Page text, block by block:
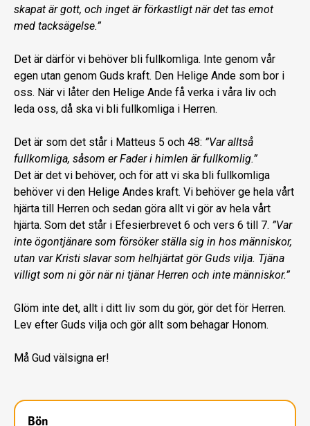
skapat är gott, och inget är förkastligt när det tas emot
med tacksägelse.”
Det är därför vi behöver bli fullkomliga. Inte genom vår
egen utan genom Guds kraft. Den Helige Ande som bor i
oss. När vi låter den Helige Ande få verka i våra liv och
leda oss, då ska vi bli fullkomliga i Herren.
Det är som det står i Matteus 5 och 48: ”Var alltså
fullkomliga, såsom er Fader i himlen är fullkomlig.”
Det är det vi behöver, och för att vi ska bli fullkomliga
behöver vi den Helige Andes kraft. Vi behöver ge hela vårt
hjärta till Herren och sedan göra allt vi gör av hela vårt
hjärta. Som det står i Efesierbrevet 6 och vers 6 till 7. ”Var
inte ögontjänare som försöker ställa sig in hos människor,
utan var Kristi slavar som helhjärtat gör Guds vilja. Tjäna
villigt som ni gör när ni tjänar Herren och inte människor.”
Glöm inte det, allt i ditt liv som du gör, gör det för Herren.
Lev efter Guds vilja och gör allt som behagar Honom.
Må Gud välsigna er!
Bön